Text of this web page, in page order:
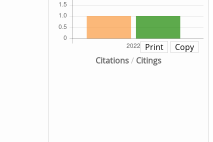
Citations/ Citings
Copy
Print